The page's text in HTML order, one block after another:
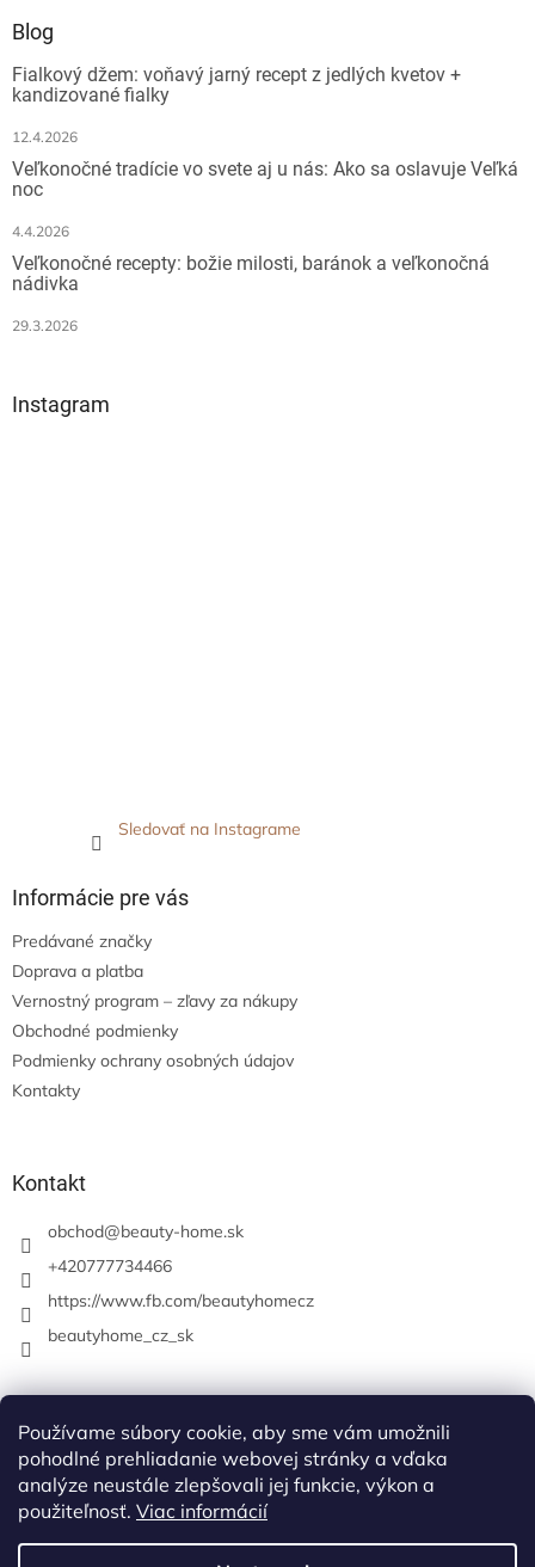
Používame súbory cookie, aby sme vám umožnili
pohodlné prehliadanie webovej stránky a vďaka
analýze neustále zlepšovali jej funkcie, výkon a
použiteľnosť. Viac informácií
Blog
Fialkový džem: voňavý jarný recept z jedlých kvetov +
kandizované fialky
12.4.2026
Veľkonočné tradície vo svete aj u nás: Ako sa oslavuje Veľká
noc
4.4.2026
Veľkonočné recepty: božie milosti, baránok a veľkonočná
nádivka
29.3.2026
Instagram
Sledovať na Instagrame
Informácie pre vás
Predávané značky
Doprava a platba
Vernostný program – zľavy za nákupy
Obchodné podmienky
Podmienky ochrany osobných údajov
Kontakty
Kontakt
obchod@beauty-home.sk
+420777734466
https://www.fb.com/beautyhomecz
beautyhome_cz_sk